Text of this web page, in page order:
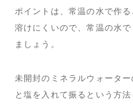
ポイントは、常温の水で作
溶けにくいので、常温の水
ましょう。
未開封のミネラルウォータ
と塩を入れて振るという方